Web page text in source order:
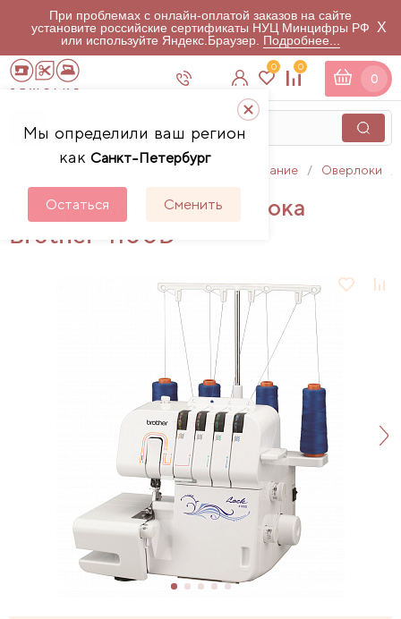
При проблемах с онлайн-оплатой заказов на сайте
установите российские сертификаты НУЦ Минцифры РФ
или используйте Яндекс.Браузер. Подробнее...
X
Мы определили ваш регион
как Санкт-Петербург
Остаться Сменить
0 0
0
Швейное оборудование Оверлоки
Инструкции для оверлока
Brother 4100D